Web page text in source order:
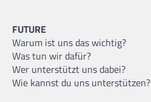
FUTURE
Warum ist uns das wichtig?
Was tun wir dafür?
Wer unterstützt uns dabei?
Wie kannst du uns unterstützen?